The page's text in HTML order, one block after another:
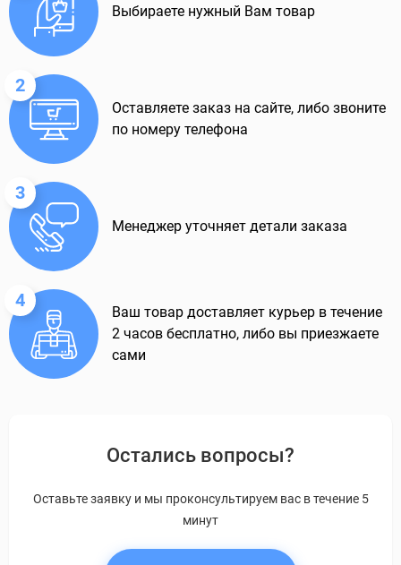
Выбираете нужный Вам товар
2
Оставляете заказ на сайте, либо звоните
по номеру телефона
3
Менеджер уточняет детали заказа
4
Ваш товар доставляет курьер в течение
2 часов бесплатно, либо вы приезжаете
сами
Остались вопросы?
Оставьте заявку и мы проконсультируем вас в течение 5
минут